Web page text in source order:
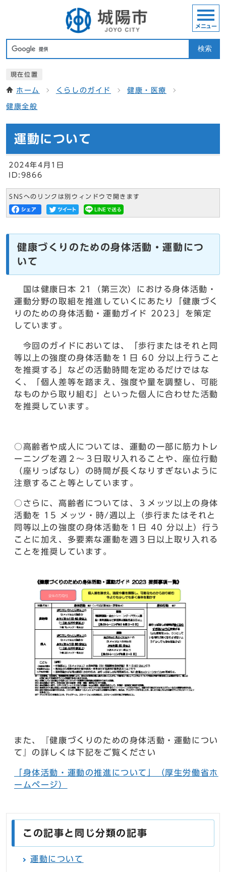
検索
メニュー
現在位置
ホーム くらしのガイド 健康・医療
健康全般
運動について
2024年4月1日
ID:9866
SNSへのリンクは別ウィンドウで開きます
健康づくりのための身体活動・運動につ
いて
国は健康日本 21（第三次）における身体活動・
運動分野の取組を推進していくにあたり「健康づく
りのための身体活動・運動ガイド 2023」を策定
しています。
今回のガイドにおいては、「歩行またはそれと同
等以上の強度の身体活動を１日 60 分以上行うこと
を推奨する」などの活動時間を定めるだけではな
く、「個人差等を踏まえ、強度や量を調整し、可能
なものから取り組む」といった個人に合わせた活動
を推奨しています。
○高齢者や成人については、運動の一部に筋力トレ
ーニングを週２～３日取り入れることや、座位行動
（座りっぱなし）の時間が長くなりすぎないように
注意すること等としています。
○さらに、高齢者については、３メッツ以上の身体
活動を 15 メッツ・時/週以上（歩行またはそれと
同等以上の強度の身体活動を１日 40 分以上）行う
ことに加え、多要素な運動を週３日以上取り入れる
ことを推奨しています。
また、『健康づくりのための身体活動・運動につい
て』の詳しくは下記をご覧ください
「身体活動・運動の推進について」（厚生労働省ホ
ームページ）
この記事と同じ分類の記事
運動について